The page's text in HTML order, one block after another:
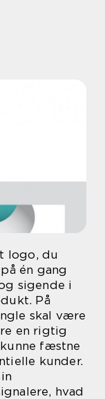
logo, du
én gang
sigende i
På
skal være
en rigtig
fæstne
kunder.
hvad